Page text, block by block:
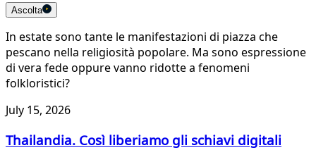
Ascolta
In estate sono tante le manifestazioni di piazza che
pescano nella religiosità popolare. Ma sono espressione
di vera fede oppure vanno ridotte a fenomeni
folkloristici?
July 15, 2026
Thailandia. Così liberiamo gli schiavi digitali